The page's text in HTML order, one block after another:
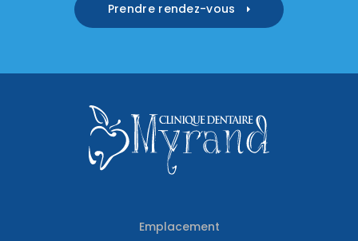
Prendre rendez-vous
Emplacement